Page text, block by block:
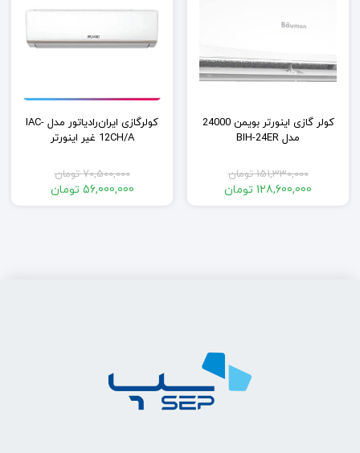
کولر گازی اینورتر بویمن 24000
مدل BIH-24ER
151,330,000 تومان
قیمت128,600,000 تومان
کولرگازی ایران‌رادیاتور مدل IAC-
12CH/A غیر اینورتر
70,500,000 تومان
قیمت56,000,000 تومان